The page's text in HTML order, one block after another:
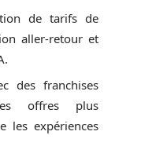
de tarifs de
aller-retour et
des franchises
offres plus
les expériences